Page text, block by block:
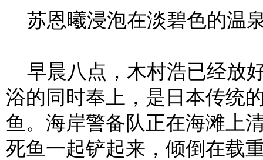
苏恩曦浸泡在淡碧色的温
早晨八点，木村浩已经放
浴的同时奉上，是日本传统
鱼。海岸警备队正在海滩上
死鱼一起铲起来，倾倒在载